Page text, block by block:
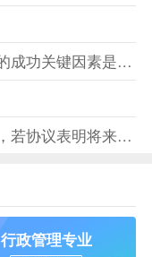
下列各项中，属于与市场营销相关的成功关键因素是（）。
在视同买断方式下委托代销商品的，若协议表明将来受托方没有将商
行政管理专业